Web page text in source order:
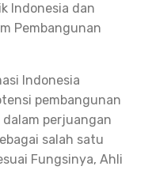
Indonesia dan
Pembangunan
Indonesia
pembangunan
perjuangan
salah satu
Fungsinya, Ahli